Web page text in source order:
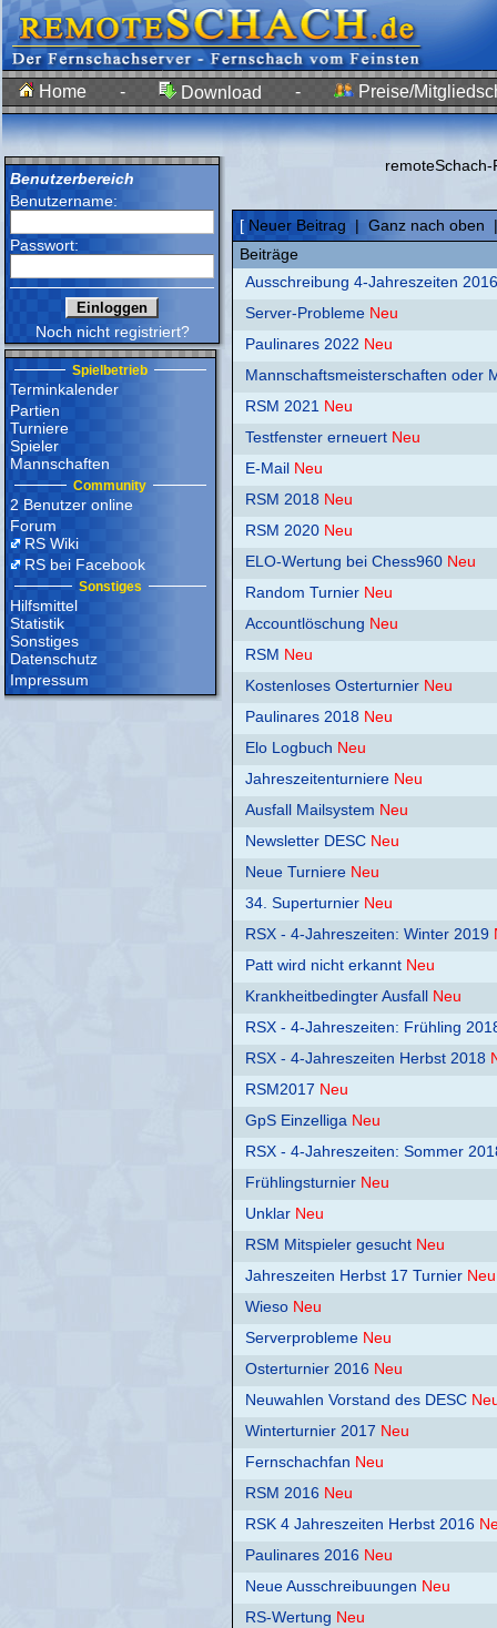
Home - Download - Preise/
Benutzerbereich
Benutzername:
Passwort:
Noch nicht registriert?
Spielbetrieb
Terminkalender
Partien
Turniere
Spieler
Mannschaften
Community
2 Benutzer online
Forum
RS Wiki
RS bei Facebook
Sonstiges
Hilfsmittel
Statistik
Sonstiges
Datenschutz
Impressum
[ Neuer Beitrag | Ganz nach oben
Beiträge
Ausschreibung 4-Jahreszeiten
Server-Probleme Neu
Paulinares 2022 Neu
Mannschaftsmeisterschaften oder
RSM 2021 Neu
Testfenster erneuert Neu
E-Mail Neu
RSM 2018 Neu
RSM 2020 Neu
ELO-Wertung bei Chess960 Neu
Random Turnier Neu
Accountlöschung Neu
RSM Neu
Kostenloses Osterturnier Neu
Paulinares 2018 Neu
Elo Logbuch Neu
Jahreszeitenturniere Neu
Ausfall Mailsystem Neu
Newsletter DESC Neu
Neue Turniere Neu
34. Superturnier Neu
RSX - 4-Jahreszeiten: Winter 2019
Patt wird nicht erkannt Neu
Krankheitbedingter Ausfall Neu
RSX - 4-Jahreszeiten: Frühling
RSX - 4-Jahreszeiten Herbst 2018
RSM2017 Neu
GpS Einzelliga Neu
RSX - 4-Jahreszeiten: Sommer
Frühlingsturnier Neu
Unklar Neu
RSM Mitspieler gesucht Neu
Jahreszeiten Herbst 17 Turnier Neu
Wieso Neu
Serverprobleme Neu
Osterturnier 2016 Neu
Neuwahlen Vorstand des DESC
Winterturnier 2017 Neu
Fernschachfan Neu
RSM 2016 Neu
RSK 4 Jahreszeiten Herbst 2016
Paulinares 2016 Neu
Neue Ausschreibuungen Neu
RS-Wertung Neu